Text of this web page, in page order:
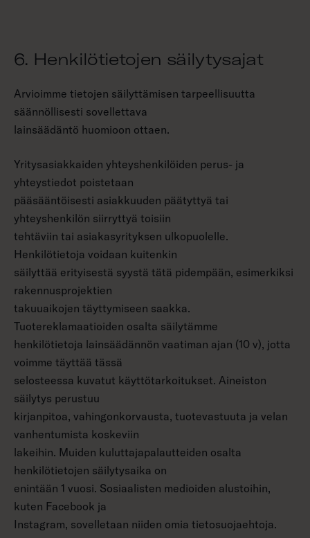
6. Henkilötietojen säilytysajat
Arvioimme tietojen säilyttämisen tarpeellisuutta
säännöllisesti sovellettava
lainsäädäntö huomioon ottaen.
Yritysasiakkaiden yhteyshenkilöiden perus- ja
yhteystiedot poistetaan
pääsääntöisesti asiakkuuden päätyttyä tai
yhteyshenkilön siirryttyä toisiin
tehtäviin tai asiakasyrityksen ulkopuolelle.
Henkilötietoja voidaan kuitenkin
säilyttää erityisestä syystä tätä pidempään, esimerkiksi
rakennusprojektien
takuuaikojen täyttymiseen saakka.
Tuotereklamaatioiden osalta säilytämme
henkilötietoja lainsäädännön vaatiman ajan (10 v), jotta
voimme täyttää tässä
selosteessa kuvatut käyttötarkoitukset. Aineiston
säilytys perustuu
kirjanpitoa, vahingonkorvausta, tuotevastuuta ja velan
vanhentumista koskeviin
lakeihin. Muiden kuluttajapalautteiden osalta
henkilötietojen säilytysaika on
enintään 1 vuosi. Sosiaalisten medioiden alustoihin,
kuten Facebook ja
Instagram, sovelletaan niiden omia tietosuojaehtoja.